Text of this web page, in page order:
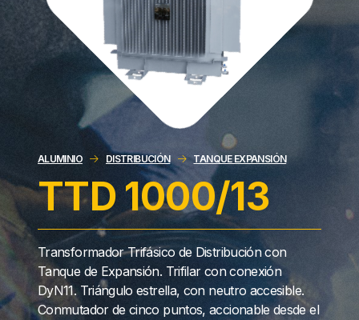
ALUMINIO DISTRIBUCIÓN TANQUE EXPANSIÓN
TTD 1000/13
Transformador Trifásico de Distribución con
Tanque de Expansión. Trifilar con conexión
DyN11. Triángulo estrella, con neutro accesible.
Conmutador de cinco puntos, accionable desde el